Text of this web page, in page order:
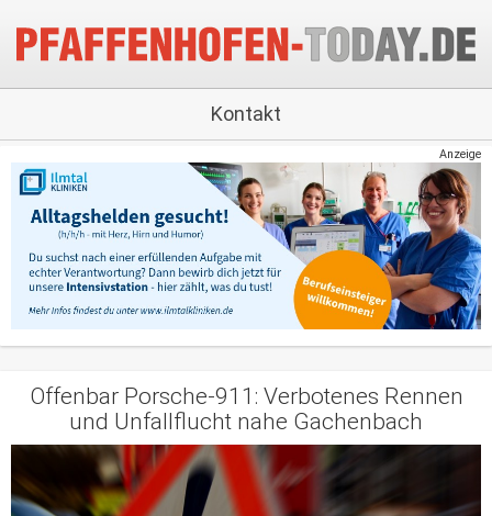
Kontakt
Anzeige
Offenbar Porsche-911: Verbotenes Rennen
und Unfallflucht nahe Gachenbach